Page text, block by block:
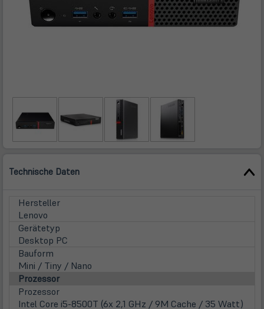
Technische Daten
Hersteller
Lenovo
Gerätetyp
Desktop PC
Bauform
Mini / Tiny / Nano
Prozessor
Prozessor
Intel Core i5-8500T (6x 2,1 GHz / 9M Cache / 35 Watt)